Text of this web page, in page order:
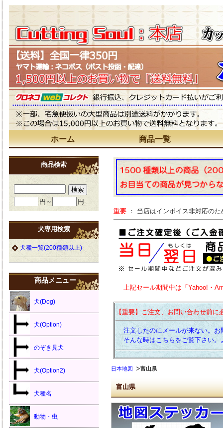
ホーム 商品一覧
重要 ： 当店はインボイス非対応の
上記セール期間中は「Yahoo!・
【重要】ご注文、お問い合わせ前に
注文したのにメールが来ない。お
そんな時はこちらをご覧下さい。
日本地図 富山県
富山県
商品検索
円～ 円
犬専用検索
犬種一覧(200種類以上)
商品メニュー
犬(Dog)
犬(Option)
のぞき見犬
犬(Option2)
犬種名
動物・虫